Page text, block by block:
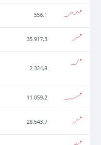
556,1
35.917,3
2.324,8
11.059,2
28.543,7